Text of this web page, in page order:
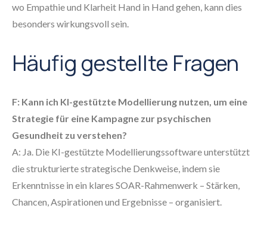
wo Empathie und Klarheit Hand in Hand gehen, kann dies
besonders wirkungsvoll sein.
Häufig gestellte Fragen
F: Kann ich KI-gestützte Modellierung nutzen, um eine
Strategie für eine Kampagne zur psychischen
Gesundheit zu verstehen?
A: Ja. Die KI-gestützte Modellierungssoftware unterstützt
die strukturierte strategische Denkweise, indem sie
Erkenntnisse in ein klares SOAR-Rahmenwerk – Stärken,
Chancen, Aspirationen und Ergebnisse – organisiert.